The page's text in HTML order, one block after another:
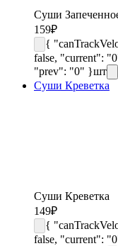
Суши
159₽
{
false, "current":
"prev": "0" }шт
Суши Креветка
Суши Креветка
149₽
{
false, "current":